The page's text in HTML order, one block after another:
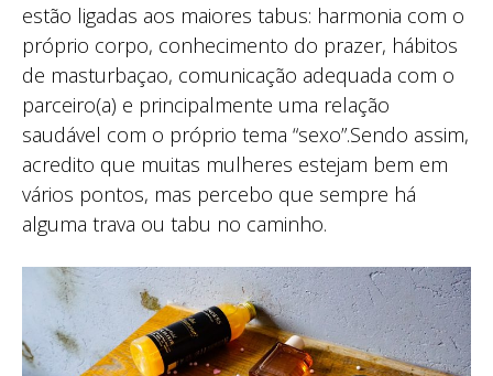
estão ligadas aos maiores tabus: harmonia com o
próprio corpo, conhecimento do prazer, hábitos
de masturbaçao, comunicação adequada com o
parceiro(a) e principalmente uma relação
saudável com o próprio tema “sexo”.Sendo assim,
acredito que muitas mulheres estejam bem em
vários pontos, mas percebo que sempre há
alguma trava ou tabu no caminho.